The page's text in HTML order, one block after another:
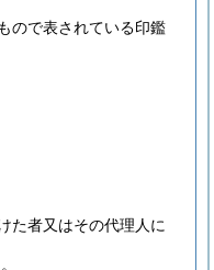
ので表されている印鑑
た者又はその代理人に